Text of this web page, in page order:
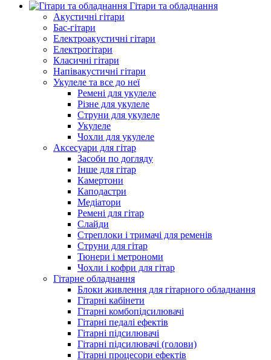
Гітари та обладнання
Акустичні гітари
Бас-гітари
Електроакустичні гітари
Електрогітари
Класичні гітари
Напівакустичні гітари
Укулеле та все до неї
Ремені для укулеле
Різне для укулеле
Струни для укулеле
Укулеле
Чохли для укулеле
Аксесуари для гітар
Засоби по догляду
Інше для гітар
Камертони
Каподастри
Медіатори
Ремені для гітар
Слайди
Стреплоки і тримачі для ременів
Струни для гітар
Тюнери і метрономи
Чохли і кофри для гітар
Гітарне обладнання
Блоки живлення для гітарного обладнання
Гітарні кабінети
Гітарні комбопідсилювачі
Гітарні педалі ефектів
Гітарні підсилювачі
Гітарні підсилювачі (голови)
Гітарні процесори ефектів